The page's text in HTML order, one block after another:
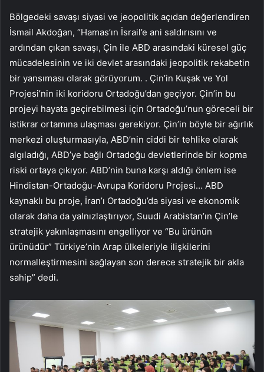
Bölgedeki savaşı siyasi ve jeopolitik açıdan değerlendiren
İsmail Akdoğan, “Hamas’ın İsrail’e ani saldırısını ve
ardından çıkan savaşı, Çin ile ABD arasındaki küresel güç
mücadelesinin ve iki devlet arasındaki jeopolitik rekabetin
bir yansıması olarak görüyorum. . Çin’in Kuşak ve Yol
Projesi’nin iki koridoru Ortadoğu’dan geçiyor. Çin’in bu
projeyi hayata geçirebilmesi için Ortadoğu’nun göreceli bir
istikrar ortamına ulaşması gerekiyor. Çin’in böyle bir ağırlık
merkezi oluşturmasıyla, ABD’nin ciddi bir tehlike olarak
algıladığı, ABD’ye bağlı Ortadoğu devletlerinde bir kopma
riski ortaya çıkıyor. ABD’nin buna karşı aldığı önlem ise
Hindistan-Ortadoğu-Avrupa Koridoru Projesi… ABD
kaynaklı bu proje, İran’ı Ortadoğu’da siyasi ve ekonomik
olarak daha da yalnızlaştırıyor, Suudi Arabistan’ın Çin’le
stratejik yakınlaşmasını engelliyor ve “Bu ürünün
ürünüdür” Türkiye’nin Arap ülkeleriyle ilişkilerini
normalleştirmesini sağlayan son derece stratejik bir akla
sahip” dedi.